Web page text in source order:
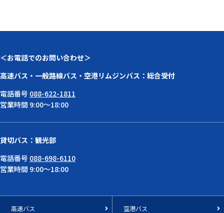
＜お電話でのお問い合わせ＞
高速バス・一般路線バス・空港リムジンバス：総合受付
電話番号 088-622-1811
営業時間 9:00～18:00
貸切バス：観光部
電話番号 088-698-6110
営業時間 9:00～18:00
高速バス 空港バス